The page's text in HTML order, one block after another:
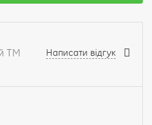
ТМ
Написати відгук